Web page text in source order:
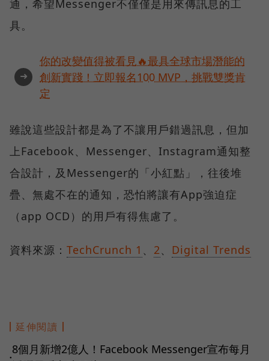
通，希望Messenger不僅僅是用來傳訊息的工
具。
➜
你的改變值得被看見🔥最具全球市場潛能的
創新實踐！立即報名100 MVP，挑戰雙獎肯
定
雖說這些設計都是為了不讓用戶錯過訊息，但加
上Facebook、Messenger、Instagram通知整
合設計，及Messenger的「小紅點」，往後堆
疊、無處不在的通知，恐怕將讓有App強迫症
（app OCD）的用戶有得焦慮了。
資料來源： TechCrunch 1 2 Digital Trends
延伸閱讀
●
8個月新增2億人！Facebook Messenger宣布每月